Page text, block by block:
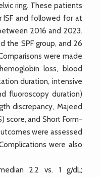
ring. These patients
ISF and followed for at
2016 and 2023.
the SPF group, and 26
were made
loss, blood
duration, intensive
fluoroscopy duration)
discrepancy, Majeed
score, and Short Form-
were assessed
were also
2.2 vs. 1 g/dL;